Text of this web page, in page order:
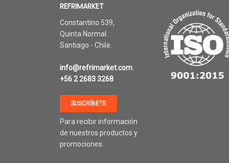
REFRIMARKET
Constantino 539,
Quinta Normal.
Santiago - Chile.
info@refrimarket.com
+56 2 2683 3268
SUSCRÍBETE
Para recibir información
de nuestros productos y
promociones.